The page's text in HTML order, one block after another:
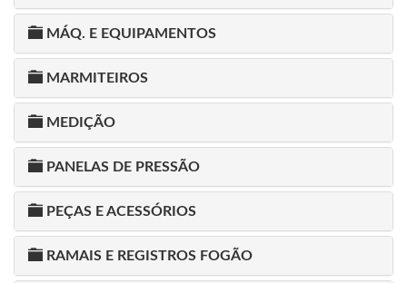
MÁQ. E EQUIPAMENTOS
MARMITEIROS
MEDIÇÃO
PANELAS DE PRESSÃO
PEÇAS E ACESSÓRIOS
RAMAIS E REGISTROS FOGÃO